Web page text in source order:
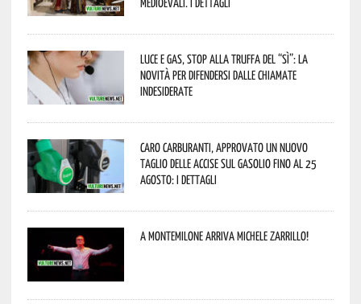
Luce e gas, stop alla truffa del “Sì”: la
novità per difendersi dalle chiamate
indesiderate
Caro carburanti, approvato un nuovo
taglio delle accise sul gasolio fino al 25
agosto: i dettagli
A Montemilone arriva Michele Zarrillo!